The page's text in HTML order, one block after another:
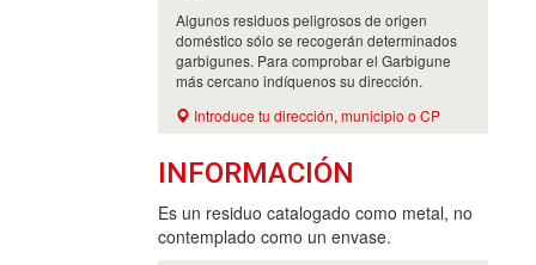
Algunos residuos peligrosos de origen
doméstico sólo se recogerán determinados
garbigunes. Para comprobar el Garbigune
más cercano indíquenos su dirección.
Introduce tu dirección, municipio o CP
INFORMACIÓN
Es un residuo catalogado como metal, no
contemplado como un envase.